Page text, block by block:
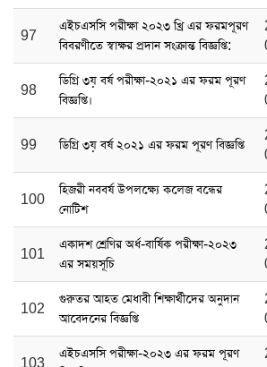
97
এইচএসসি পরীক্ষা ২০২৩ খ্রি এর ফরমপূরণ
বিবরণীতে স্বাক্ষর প্রদান সংক্রান্ত বিজ্ঞপ্তি:
98
ডিগ্রি ৩য় বর্ষ পরীক্ষা-২০২১ এর ফরম পূরণ
বিজ্ঞপ্তি।
99 ডিগ্রি ৩য় বর্ষ ২০২১ এর ফরম পূরণ বিজ্ঞপ্তি
100
হিজরী নববর্ষ উপলক্ষ্যে কলেজ বন্ধের
নোটিশ
101
একাদশ শ্রেণির অর্ধ-বার্ষিক পরীক্ষা-২০২৩
এর সময়সূচি
102
গুরুতর আহত মেধাবী শিক্ষার্থীদের অনুদান
আবেদনের বিজ্ঞপ্তি
103
এইচএসসি পরীক্ষা-২০২৩ এর ফরম পূরণ